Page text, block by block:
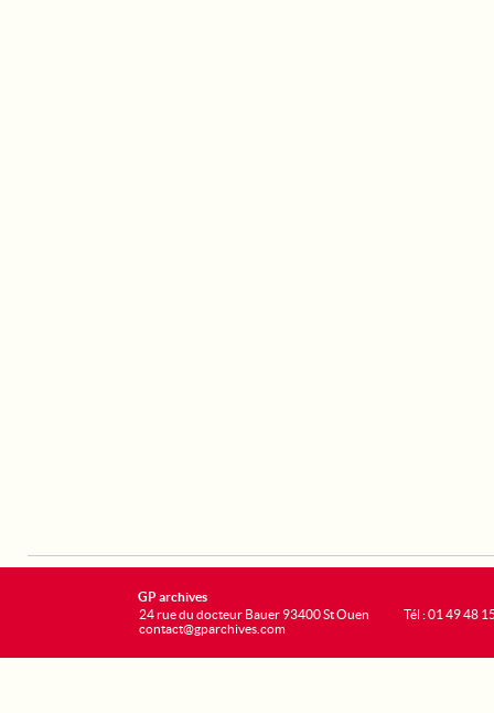
GP archives
24 rue du docteur Bauer 93400 St Ouen
contact@gparchives.com
Tél : 01 49 48